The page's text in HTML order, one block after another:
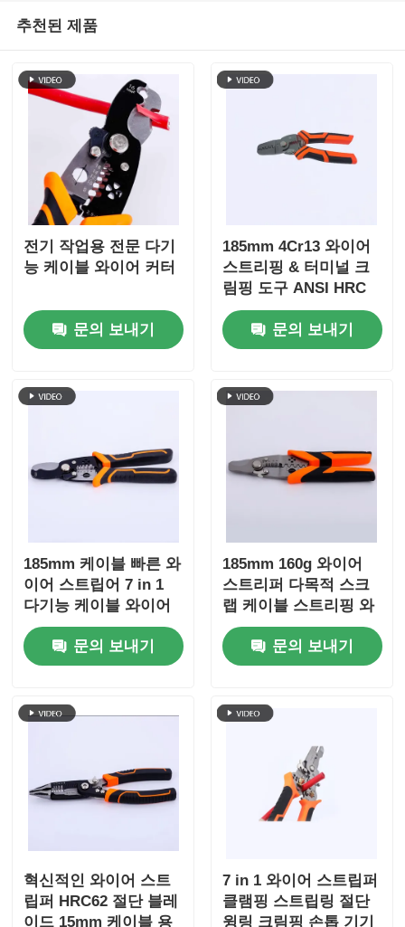
동영상
회사 소개
공장 투어
연락처
뉴스
견적 요청
롱 노우즈 플라이어들
부면 절단 톱니
와이어 스트리퍼
복합 가위
광섬유 스트립퍼
추천된 제품
전기 작업용 전문 다기
능 케이블 와이어 커터
문의 보내기
185mm 4Cr13 와이어
스트리핑 & 터미널 크
림핑 도구 ANSI HRC
51-55
문의 보내기
185mm 케이블 빠른 와
이어 스트립어 7 in 1
다기능 케이블 와이어
절단 톱니 스트립링 와
일딩 스플리핑 셰어 손
도구
문의 보내기
185mm 160g 와이어
스트리퍼 다목적 스크
랩 케이블 스트리핑 와
이어 절단 압착 와인딩,
분할 수공구 4Cr13
문의 보내기
혁신적인 와이어 스트
립퍼 HRC62 절단 블레
이드 15mm 케이블 용
7 in 1 와이어 스트립퍼
클램핑 스트립링 절단
윙링 크림핑 손톱 기기